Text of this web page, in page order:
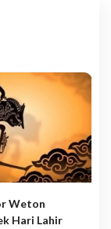
Weton
Hari Lahir